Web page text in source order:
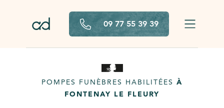
09 77 55 39 39
POMPES FUNÈBRES HABILITÉES À
FONTENAY LE FLEURY